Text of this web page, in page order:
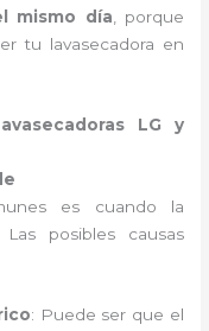
mismo día, porque
tu lavasecadora en
LG y
es cuando la
Las posibles causas
: Puede ser que el